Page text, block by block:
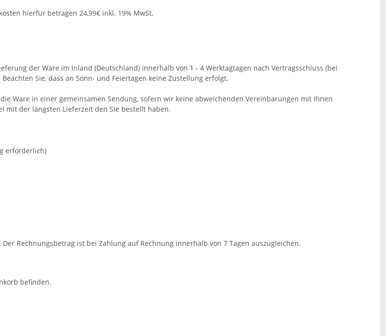
hierfür betragen 24,99€ inkl. 19% MwSt.
der Ware im Inland (Deutschland) innerhalb von 1 - 4 Werktagtagen nach Vertragsschluss (bei
Beachten Sie, dass an Sonn- und Feiertagen keine Zustellung erfolgt.
Ware in einer gemeinsamen Sendung, sofern wir keine abweichenden Vereinbarungen mit Ihnen
mit der längsten Lieferzeit den Sie bestellt haben.
erforderlich)
Der Rechnungsbetrag ist bei Zahlung auf Rechnung innerhalb von 7 Tagen auszugleichen.
befinden.